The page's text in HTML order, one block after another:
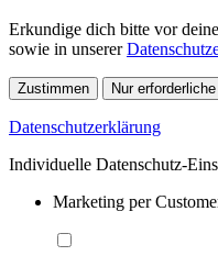
Erkundige dich bitte vor
sowie in unserer
Zustimmen Nur erforderliche
Datenschutzerklärung
Individuelle Datenschutz-
Marketing per